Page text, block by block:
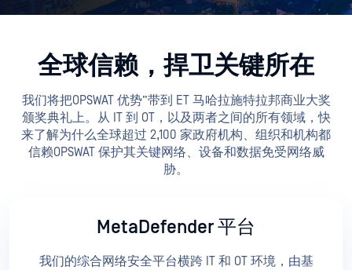
全球信赖，捍卫关键所在
我们将把OPSWAT 优势”带到 ET 马哈拉施特拉邦商业大奖
颁奖典礼上。从 IT 到 OT，以及两者之间的所有领域，快
来了解为什么全球超过 2,100 家政府机构、组织和机构都
信赖OPSWAT 保护其关键网络、设备和数据免受网络威
胁。
MetaDefender 平台
我们的综合网络安全平台横跨 IT 和 OT 环境，由基